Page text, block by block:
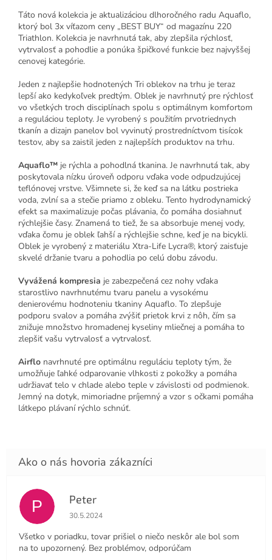
Táto nová kolekcia je aktualizáciou dlhoročného radu Aquaflo,
ktorý bol 3x víťazom ceny „BEST BUY“ od magazínu 220
Triathlon. Kolekcia je navrhnutá tak, aby zlepšila rýchlosť,
vytrvalosť a pohodlie a ponúka špičkové funkcie bez najvyššej
cenovej kategórie.
Jeden z najlepšie hodnotených Tri oblekov na trhu je teraz
lepší ako kedykoľvek predtým. Oblek je navrhnutý pre rýchlosť
vo všetkých troch disciplínach spolu s optimálnym komfortom
a reguláciou teploty. Je vyrobený s použitím prvotriednych
tkanín a dizajn panelov bol vyvinutý prostredníctvom tisícok
testov, aby sa zaistil jeden z najlepších produktov na trhu.
Aquaflo™ je rýchla a pohodlná tkanina. Je navrhnutá tak, aby
poskytovala nízku úroveň odporu vďaka vode odpudzujúcej
teflónovej vrstve. Všimnete si, že keď sa na látku postrieka
voda, zvlní sa a stečie priamo z obleku. Tento hydrodynamický
efekt sa maximalizuje počas plávania, čo pomáha dosiahnuť
rýchlejšie časy. Znamená to tiež, že sa absorbuje menej vody,
vďaka čomu je oblek ľahší a rýchlejšie schne, keď je na bicykli.
Oblek je vyrobený z materiálu Xtra-Life Lycra®, ktorý zaisťuje
skvelé držanie tvaru a pohodlia po celú dobu závodu.
Vyvážená kompresia je zabezpečená cez nohy vďaka
starostlivo navrhnutému tvaru panelu a vysokému
denierovému hodnoteniu tkaniny Aquaflo. To zlepšuje
podporu svalov a pomáha zvýšiť prietok krvi z nôh, čím sa
znižuje množstvo hromadenej kyseliny mliečnej a pomáha to
zlepšiť vašu vytrvalosť a vytrvalosť.
Airflo navrhnuté pre optimálnu reguláciu teploty tým, že
umožňuje ľahké odparovanie vlhkosti z pokožky a pomáha
udržiavať telo v chlade alebo teple v závislosti od podmienok.
Jemný na dotyk, mimoriadne príjemný a vzor s očkami pomáha
látkepo plávaní rýchlo schnúť.
P Peter
Hodnotenie obchodu je 4 z 5 hviezdičiek.
30.5.2024
Všetko v poriadku, tovar prišiel o niečo neskôr ale bol som
na to upozornený. Bez problémov, odporúčam